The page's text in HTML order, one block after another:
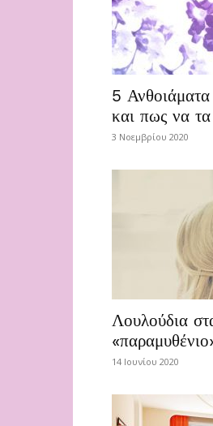
5
και πως να
3 Νοεμβρίου 2020
Λουλούδια
14 Ιουνίου 2020